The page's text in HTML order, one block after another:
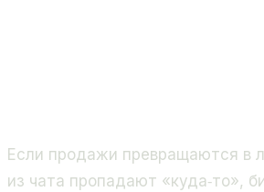
Если продажи превращаются в
из чата пропадают «куда‑то»,